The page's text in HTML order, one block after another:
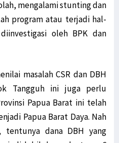
mengalami stunting dan
program atau terjadi hal-
oleh BPK dan
masalah CSR dan DBH
Tangguh ini juga perlu
Papua Barat ini telah
Papua Barat Daya. Nah
tentunya dana DBH yang